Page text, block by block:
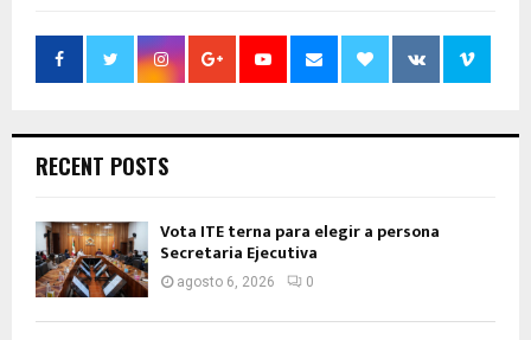
RECENT POSTS
Vota ITE terna para elegir a persona
Secretaria Ejecutiva
agosto 6, 2026 0